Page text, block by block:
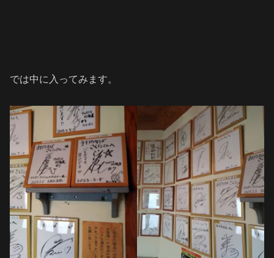
では中に入ってみます。